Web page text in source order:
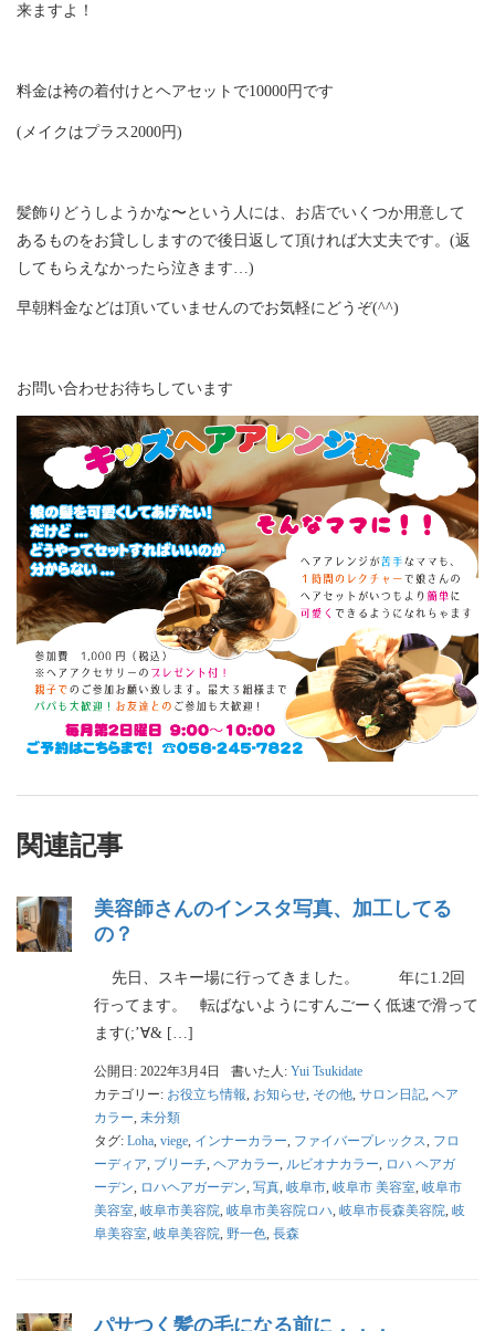
来ますよ！
料金は袴の着付けとヘアセットで10000円です
(メイクはプラス2000円)
髪飾りどうしようかな〜という人には、お店でいくつか用意して
あるものをお貸ししますので後日返して頂ければ大丈夫です。(返
してもらえなかったら泣きます…)
早朝料金などは頂いていませんのでお気軽にどうぞ(^^)
お問い合わせお待ちしています
関連記事
美容師さんのインスタ写真、加工してる
の？
先日、スキー場に行ってきました。 年に1.2回
行ってます。 転ばないようにすんごーく低速で滑って
ます(;’∀& […]
公開日: 2022年3月4日 書いた人: Yui Tsukidate
カテゴリー: お役立ち情報 お知らせ その他 サロン日記 ヘア
カラー 未分類
タグ: Loha viege インナーカラー ファイバープレックス
フロ
ーディア ブリーチ ヘアカラー ルビオナカラー
ロハ ヘアガ
ーデン
ロハヘアガーデン 写真 岐阜市 岐阜市 美容室 岐阜市
美容室 岐阜市美容院 岐阜市美容院ロハ 岐阜市長森美容院 岐
阜美容室 岐阜美容院 野一色 長森
パサつく髪の毛になる前に．．．